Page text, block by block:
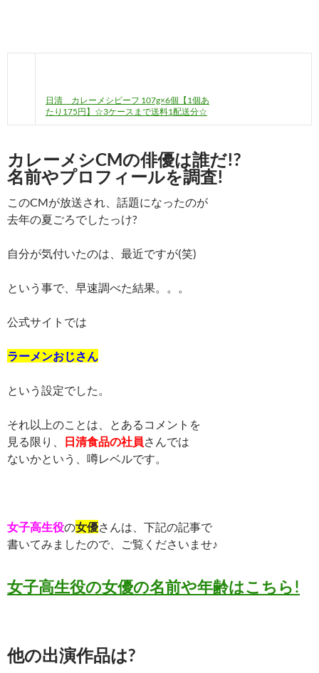
日清 カレーメシビーフ 107g×6個【1個あ
たり175円】☆3ケースまで送料1配送分☆
カレーメシCMの俳優は誰だ!?
名前やプロフィールを調査!
このCMが放送され、話題になったのが
去年の夏ごろでしたっけ?
自分が気付いたのは、最近ですが(笑)
という事で、早速調べた結果。。。
公式サイトでは
ラーメンおじさん
という設定でした。
それ以上のことは、とあるコメントを
見る限り、
日清食品の社員さんでは
ないかという、噂レベルです。
女子高生役の女優さんは、下記の記事で
書いてみましたので、ご覧くださいませ♪
女子高生役の女優の名前や年齢はこちら!
他の出演作品は?